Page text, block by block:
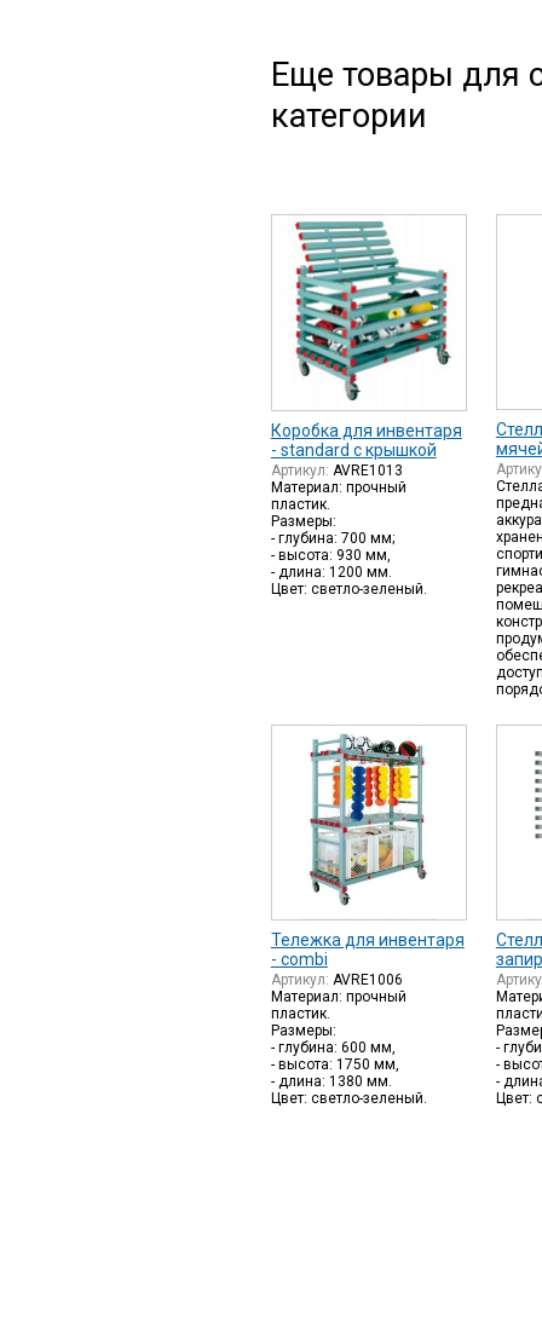
Еще товары для
категории
Коробка для инвентаря
- standard c крышкой
Артикул: AVRE1013
Материал: прочный
пластик.
Размеры:
- глубина: 700 мм;
- высота: 930 мм,
- длина: 1200 мм.
Цвет: светло-зеленый.
Тележка для инвентаря
- combi
Артикул: AVRE1006
Материал: прочный
пластик.
Размеры:
- глубина: 600 мм,
- высота: 1750 мм,
- длина: 1380 мм.
Цвет: светло-зеленый.
-
-
-
Цвет: